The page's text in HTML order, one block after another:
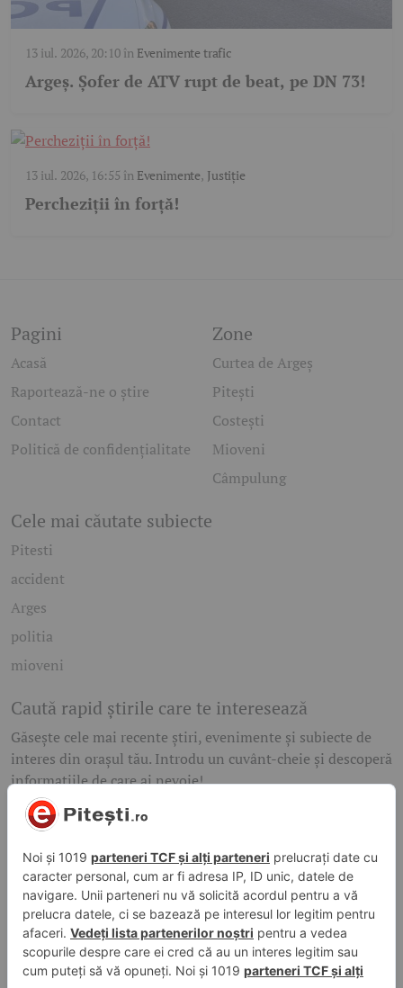
13 iul. 2026, 20:10în Evenimente trafic
Argeș. Șofer de ATV rupt de beat, pe DN 73!
13 iul. 2026, 16:55 în Evenimente, Justiție
Percheziții în forță!
Pagini
Acasă
Raportează-ne o știre
Contact
Politică de confidențialitate
Zone
Curtea de Argeș
Pitești
Costești
Mioveni
Câmpulung
Cele mai căutate subiecte
Pitesti
accident
Arges
politia
mioveni
Caută rapid știrile care te interesează
Găsește cele mai recente știri, evenimente și subiecte de
interes din orașul tău. Introdu un cuvânt-cheie și descoperă
informațiile de care ai nevoie!
Caută
© 2026 ePitesti.ro | Toate drepturile rezervate. | Site
administrat deWebFixer.ro